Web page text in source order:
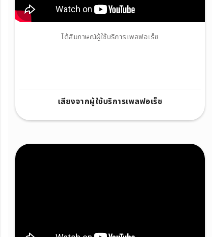
ได้สัมภาษณ์ผู้ใช้บริการเพลฟอเร็ซ
เสียงจากผู้ใช้บริการเพลฟอเร็ซ